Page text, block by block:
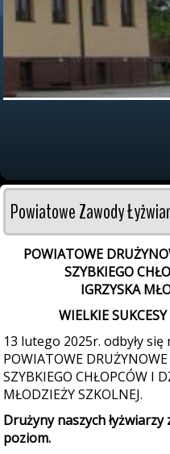
Powiatowe Zawody
POWIATOWE
SZYBKIEGO
IGRZYSKA
WIELKIE
13 lutego 2025r. odbyły
POWIATOWE
SZYBKIEGO CHŁOPCÓW I
MŁODZIEŻY SZKOLNEJ.
Drużyny naszych
poziom.